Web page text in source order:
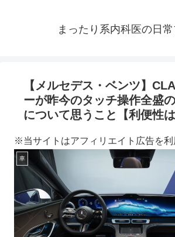
まったり系内科医の日
【メルセデス・ベンツ】
ーが昨今のタッチ操作全盛
について思うこと【利便性は
※当サイトはアフィリエイト広告を利
車